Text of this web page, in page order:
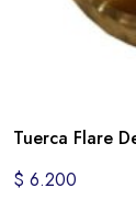
Tuerca Flare
$ 6.200